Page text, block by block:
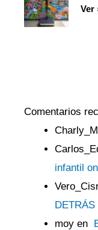
Ver
Comentarios
infantil
moy en